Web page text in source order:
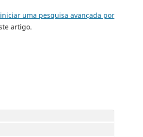
iniciar uma pesquisa avançada por
artigo.